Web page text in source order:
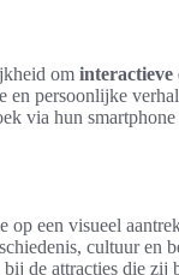
om
en persoonlijke
via hun
op een visueel
cultuur en
de attracties die zij